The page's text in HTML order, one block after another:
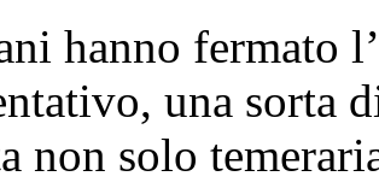
hanno fermato
una sorta
non solo